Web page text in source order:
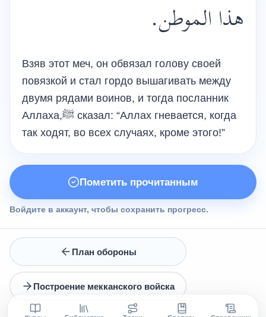
هذا الموطن.
Взяв этот меч, он обвязал голову своей
повязкой и стал гордо вышагивать между
двумя рядами воинов, и тогда посланник
Аллаха,ﷺ сказал: “Аллах гневается, когда
так ходят, во всех случаях, кроме этого!”
Пометить прочитанным
Войдите в аккаунт, чтобы сохранить прогресс.
План обороны
Построение мекканского войска